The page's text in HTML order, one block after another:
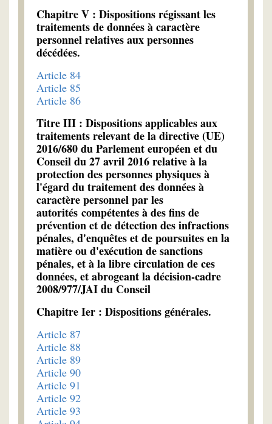
Chapitre V : Dispositions régissant les
traitements de données à caractère
personnel relatives aux personnes
décédées.
Article 84
Article 85
Article 86
Titre III : Dispositions applicables aux
traitements relevant de la directive (UE)
2016/680 du Parlement européen et du
Conseil du 27 avril 2016 relative à la
protection des personnes physiques à
l'égard du traitement des données à
caractère personnel par les
autorités compétentes à des fins de
prévention et de détection des infractions
pénales, d'enquêtes et de poursuites en la
matière ou d'exécution de sanctions
pénales, et à la libre circulation de ces
données, et abrogeant la décision-cadre
2008/977/JAI du Conseil
Chapitre Ier : Dispositions générales.
Article 87
Article 88
Article 89
Article 90
Article 91
Article 92
Article 93